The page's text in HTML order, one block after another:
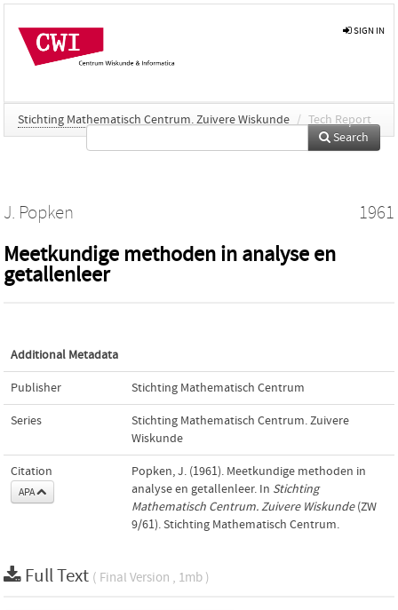
SIGN IN
Stichting Mathematisch Centrum. Zuivere Wiskunde / Tech Report
Search
J. Popken 1961
Meetkundige methoden in analyse en
getallenleer
Additional Metadata
Publisher Stichting Mathematisch Centrum
Series
Stichting Mathematisch Centrum. Zuivere
Wiskunde
Citation
APA
Popken, J. (1961). Meetkundige methoden in
analyse en getallenleer. In Stichting
Mathematisch Centrum. Zuivere Wiskunde(ZW
9/61). Stichting Mathematisch Centrum.
Full Text ( Final Version , 1mb )